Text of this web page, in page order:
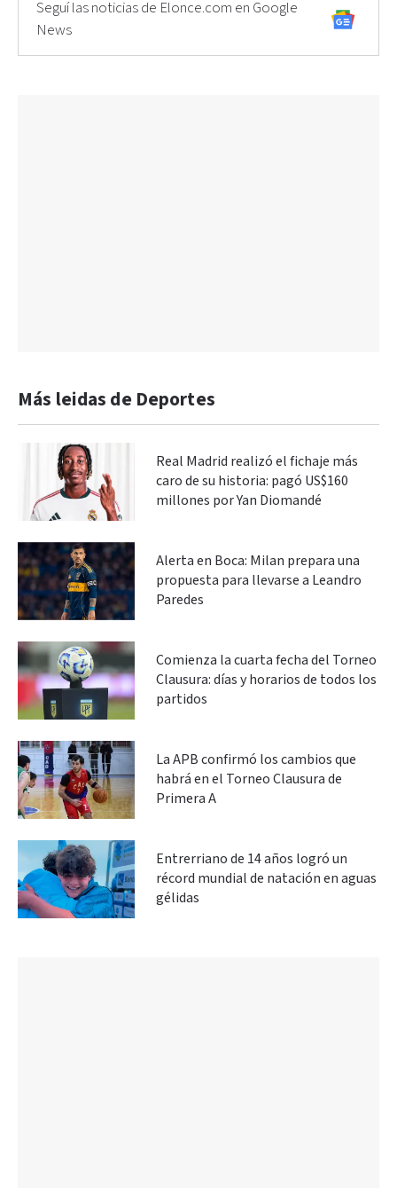
Seguí las noticias de Elonce.com en Google
News
Más leidas de Deportes
Real Madrid realizó el fichaje más
caro de su historia: pagó US$160
millones por Yan Diomandé
Alerta en Boca: Milan prepara una
propuesta para llevarse a Leandro
Paredes
Comienza la cuarta fecha del Torneo
Clausura: días y horarios de todos los
partidos
La APB confirmó los cambios que
habrá en el Torneo Clausura de
Primera A
Entrerriano de 14 años logró un
récord mundial de natación en aguas
gélidas